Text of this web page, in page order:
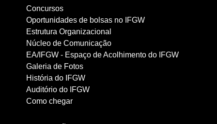
Concursos
Oportunidades de bolsas no IFGW
Estrutura Organizacional
Núcleo de Comunicação
EA/IFGW - Espaço de Acolhimento do IFGW
Galeria de Fotos
História do IFGW
Auditório do IFGW
Como chegar